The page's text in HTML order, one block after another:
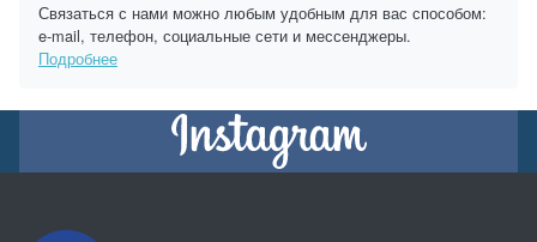
Связаться с нами можно любым удобным для вас способом:
e-mail, телефон, социальные сети и мессенджеры.
Подробнее